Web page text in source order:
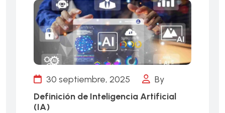
30 septiembre, 2025
By
Definición de Inteligencia Artificial
(IA)